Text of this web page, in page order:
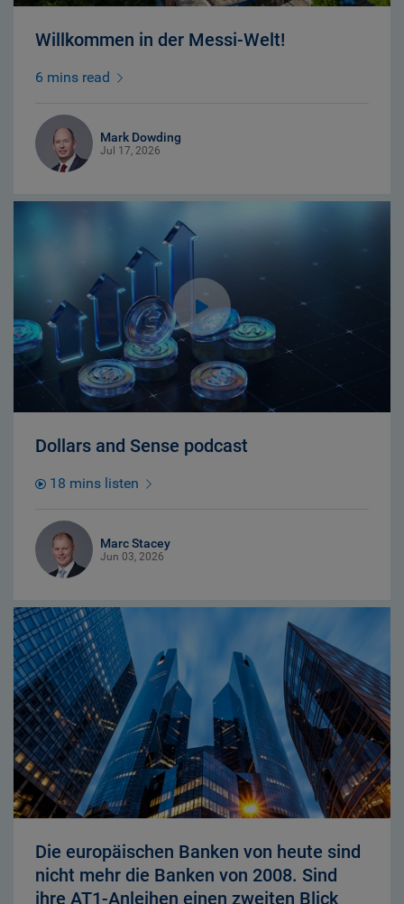
Willkommen in der Messi-Welt!
6 mins read
Mark Dowding
Jul 17, 2026
Dollars and Sense podcast
18 mins listen
Marc Stacey
Jun 03, 2026
Die europäischen Banken von heute sind
nicht mehr die Banken von 2008. Sind
ihre AT1-Anleihen einen zweiten Blick